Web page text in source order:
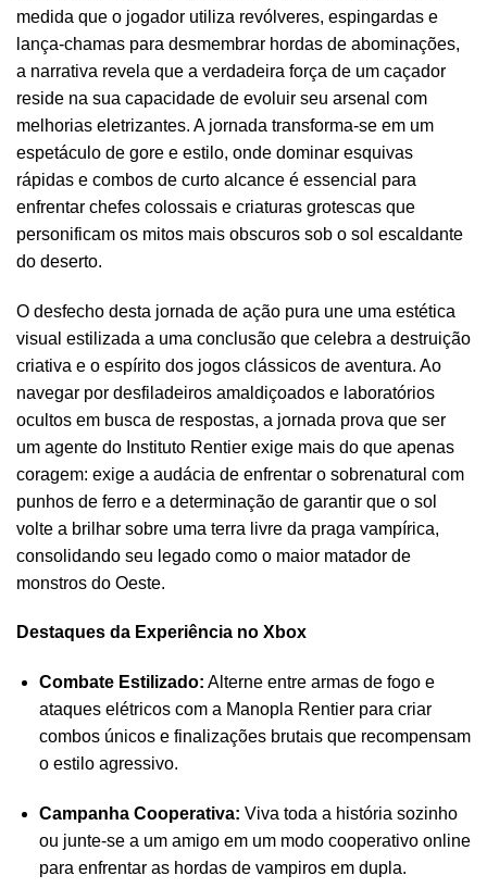
medida que o jogador utiliza revólveres, espingardas e
lança-chamas para desmembrar hordas de abominações,
a narrativa revela que a verdadeira força de um caçador
reside na sua capacidade de evoluir seu arsenal com
melhorias eletrizantes. A jornada transforma-se em um
espetáculo de gore e estilo, onde dominar esquivas
rápidas e combos de curto alcance é essencial para
enfrentar chefes colossais e criaturas grotescas que
personificam os mitos mais obscuros sob o sol escaldante
do deserto.
O desfecho desta jornada de ação pura une uma estética
visual estilizada a uma conclusão que celebra a destruição
criativa e o espírito dos jogos clássicos de aventura. Ao
navegar por desfiladeiros amaldiçoados e laboratórios
ocultos em busca de respostas, a jornada prova que ser
um agente do Instituto Rentier exige mais do que apenas
coragem: exige a audácia de enfrentar o sobrenatural com
punhos de ferro e a determinação de garantir que o sol
volte a brilhar sobre uma terra livre da praga vampírica,
consolidando seu legado como o maior matador de
monstros do Oeste.
Destaques da Experiência no Xbox
Combate Estilizado: Alterne entre armas de fogo e
ataques elétricos com a Manopla Rentier para criar
combos únicos e finalizações brutais que recompensam
o estilo agressivo.
Campanha Cooperativa: Viva toda a história sozinho
ou junte-se a um amigo em um modo cooperativo online
para enfrentar as hordas de vampiros em dupla.